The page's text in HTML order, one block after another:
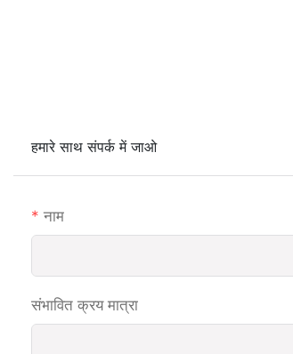
हमारे साथ संपर्क में जाओ
नाम
संभावित क्रय मात्रा